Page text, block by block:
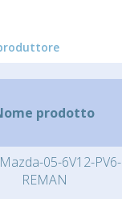
prodotto
05-6V12-PV6-
REMAN